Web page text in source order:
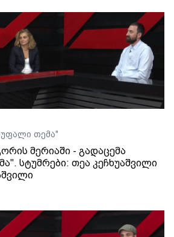
თემა"
მერიაში - გადაცემა
სტუმრები: თეა კეჩხუაშვილი